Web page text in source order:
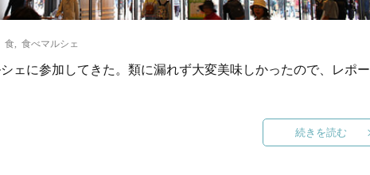
食 食べマルシェ
ェに参加してきた。類に漏れず大変美味しかったので、レポー
続きを読む